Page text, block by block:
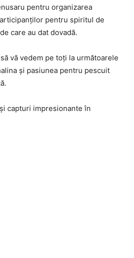
pentru organizarea
pentru spiritul de
care au dat dovadă.
vă vedem pe toți la următoarele
și pasiunea pentru pescuit
capturi impresionante în